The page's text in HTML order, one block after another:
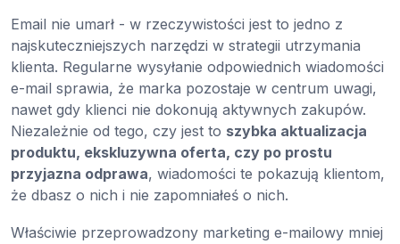
Email nie umarł - w rzeczywistości jest to jedno z
najskuteczniejszych narzędzi w strategii utrzymania
klienta. Regularne wysyłanie odpowiednich wiadomości
e-mail sprawia, że marka pozostaje w centrum uwagi,
nawet gdy klienci nie dokonują aktywnych zakupów.
Niezależnie od tego, czy jest to szybka aktualizacja
produktu, ekskluzywna oferta, czy po prostu
przyjazna odprawa, wiadomości te pokazują klientom,
że dbasz o nich i nie zapomniałeś o nich.
Właściwie przeprowadzony marketing e-mailowy mniej